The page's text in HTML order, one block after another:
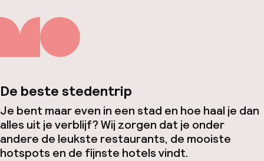
De beste stedentrip
Je bent maar even in een stad en hoe haal je dan
alles uit je verblijf? Wij zorgen dat je onder
andere de leukste restaurants, de mooiste
hotspots en de fijnste hotels vindt.